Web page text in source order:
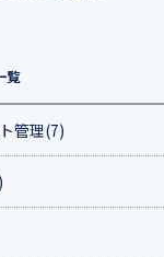
覧
管理(7)